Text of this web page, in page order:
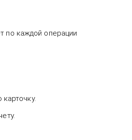
по каждой операции